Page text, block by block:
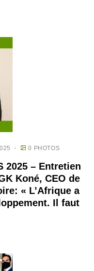
0 PHOTOS
2025 – Entretien
Koné, CEO de
« L’Afrique a
Il faut